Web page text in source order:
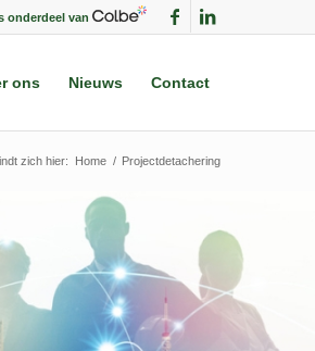
onderdeel van
ons Nieuws Contact
zich hier: Home / Projectdetachering